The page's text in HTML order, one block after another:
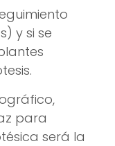
y si se
para
será la